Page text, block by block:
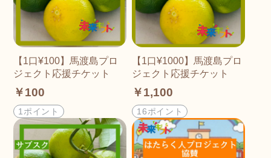
【1口¥100】馬渡島プロ
ジェクト応援チケット
￥100
1ポイント
【1口¥1000】馬渡島プロ
ジェクト応援チケット
￥1,100
16ポイント